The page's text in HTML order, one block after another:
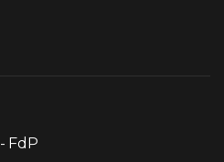
FdP